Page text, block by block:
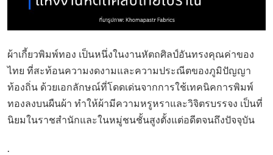
ผ้าเกี้ยวพิมพ์ทอง เป็นหนึ่งในงานหัตถศิลป์อันทรงคุณค่าของ
ไทย ที่สะท้อนความงดงามและความประณีตของภูมิปัญญา
ท้องถิ่น ด้วยเอกลักษณ์ที่โดดเด่นจากการใช้เทคนิคการพิมพ์
ทองลงบนผืนผ้า ทำให้ผ้ามีความหรูหราและวิจิตรบรรจง เป็นที่
นิยมในราชสำนักและในหมู่ชนชั้นสูงตั้งแต่อดีตจนถึงปัจจุบัน
.